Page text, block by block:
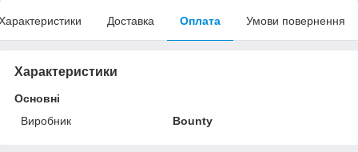
Доставка Оплата Умови повернення
Характеристики
Основні
Виробник
Bounty